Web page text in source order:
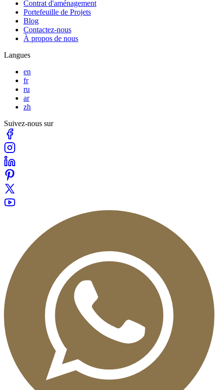
Contrat d'aménagement
Portefeuille de Projets
Blog
Contactez-nous
À propos de nous
Langues
en
fr
ru
ar
zh
Suivez-nous sur